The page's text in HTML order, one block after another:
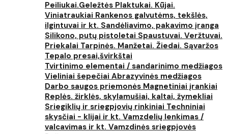
Peiliukai.Geležtės Plaktukai. Kūjai.
Viniatraukiai Rankenos galvutėms, tekšlės,
ilgintuvai ir kt. Sandėliavimo, pakavimo įranga
Silikono, putų pistoletai Spaustuvai. Veržtuvai.
Priekalai Tarpinės. Manžetai. Žiedai. Sąvaržos
Tepalo presai,švirkštai
Tvirtinimo elementai / sandarinimo medžiagos
Vieliniai šepečiai Abrazyvinės medžiagos
Darbo saugos priemonės Magnetiniai įrankiai
Replės. žirklės, skylamušiai, kaltai, žymekliai
Sriegiklių ir sriegpjovių rinkiniai Techniniai
skysčiai - klijai ir kt. Vamzdelių lenkimas /
valcavimas ir kt. Vamzdinės sriegpjovės